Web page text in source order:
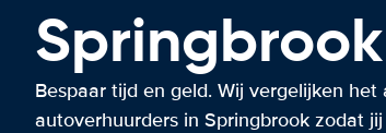
Springbrook
Bespaar tijd en geld. Wij vergelijken het
autoverhuurders in Springbrook zodat